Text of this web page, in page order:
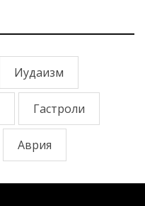
Иудаизм
Гастроли
Аврия